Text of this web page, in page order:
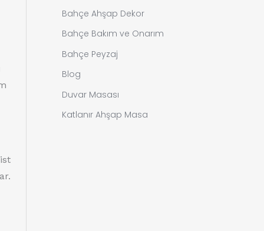
Bahçe Ahşap Dekor
Bahçe Bakım ve Onarım
Bahçe Peyzaj
Blog
Duvar Masası
Katlanır Ahşap Masa